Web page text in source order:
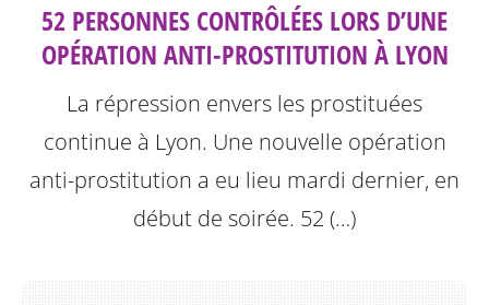
52 PERSONNES CONTRÔLÉES LORS D’UNE
OPÉRATION ANTI-PROSTITUTION À LYON
La répression envers les prostituées
continue à Lyon. Une nouvelle opération
anti-prostitution a eu lieu mardi dernier, en
début de soirée. 52 (…)